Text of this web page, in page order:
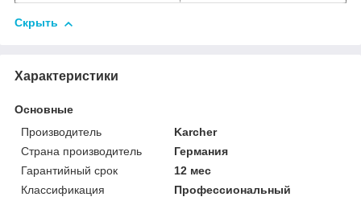
Скрыть
Характеристики
Основные
Производитель
Karcher
Страна производитель
Германия
Гарантийный срок
12 мес
Классификация
Профессиональный